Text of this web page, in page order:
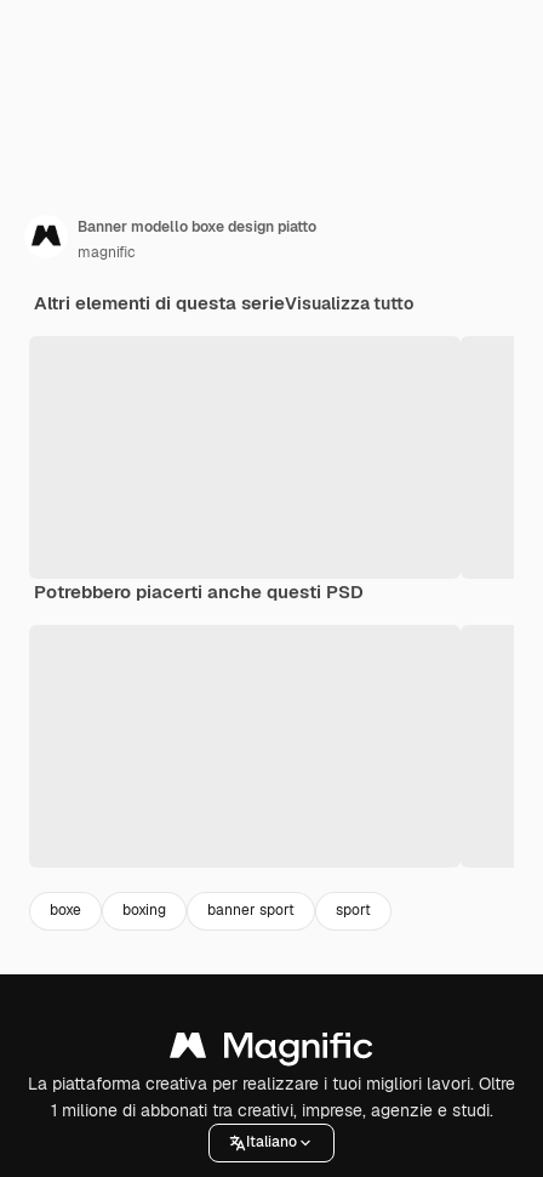
Banner modello boxe design piatto
magnific
Altri elementi di questa serieVisualizza tutto
Potrebbero piacerti anche questi PSD
boxe boxing banner sport sport
La piattaforma creativa per realizzare i tuoi migliori lavori. Oltre
1 milione di abbonati tra creativi, imprese, agenzie e studi.
Italiano